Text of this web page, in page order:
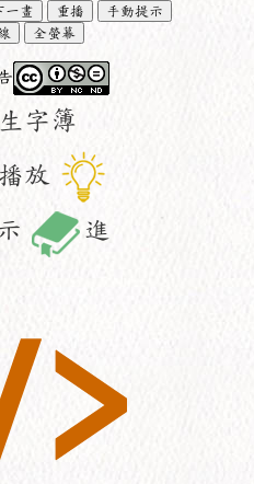
一畫 重播
手動提示
全螢幕
字簿
放
進